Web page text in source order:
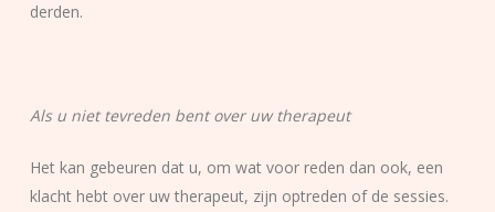
derden.
Als u niet tevreden bent over uw therapeut
Het kan gebeuren dat u, om wat voor reden dan ook, een
klacht hebt over uw therapeut, zijn optreden of de sessies.